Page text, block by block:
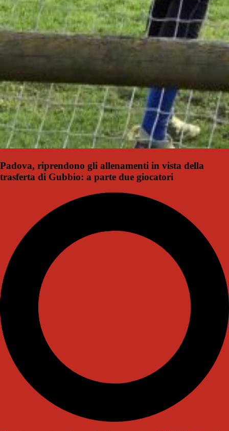
Padova, riprendono gli allenamenti in vista della
trasferta di Gubbio: a parte due giocatori